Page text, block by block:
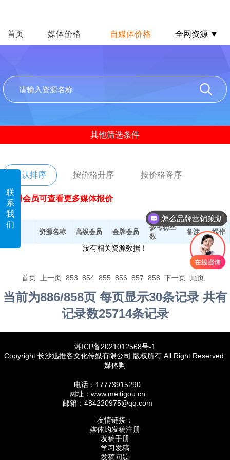
联
系
我
们
首页 媒体价格 自媒体价格 全网资源 ▼
其他筛选条件
默认排序 按价格升序 按价格降序
注册会员可查看更多媒体报价
资源名称 高级会员 金牌会员
参考粉丝
数
备注 操作
没有相关资源数据！
首页 上一页 853 854 855 856 857 858 下一页 尾页
当前为886/858页 每页显示30条记录 共有
记录数25714条记录
湘ICP备2021012568号-1
Copyright 长沙迅推客文化传媒有限公司 版权所有 All Right Reserved.
媒体购
电话：17773915290
网址：www.meitigou.cn
邮箱：484220975@qq.com
友情链接：
媒体购发稿注册
发稿手册
学习发稿
发稿问题
怎么品牌营销策划